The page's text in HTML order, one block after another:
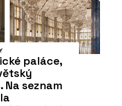
paláce,
Na seznam